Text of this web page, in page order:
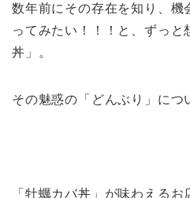
数年前にその存在を知り、機
ってみたい！！！と、ずっと
丼」。
その魅惑の「どんぶり」につ
「牡蠣カバ丼」が味わえる